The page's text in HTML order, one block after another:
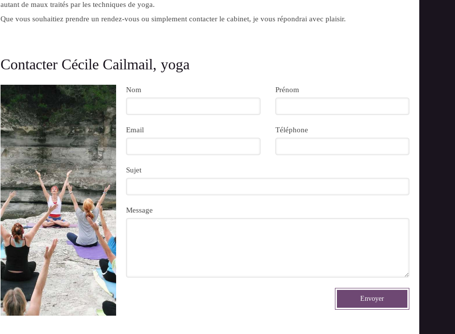
autant de maux traités par les techniques de yoga.
Que vous souhaitiez prendre un rendez-vous ou simplement contacter le cabinet, je vous répondrai avec plaisir.
Contacter Cécile Cailmail, yoga
Nom Prénom
Email Téléphone
Sujet
Message
Envoyer